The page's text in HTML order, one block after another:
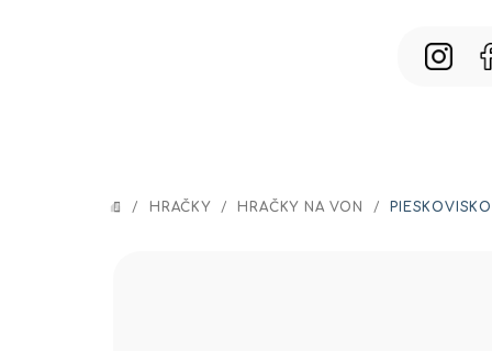
DOMOV
/ HRAČKY / HRAČKY NA VON /